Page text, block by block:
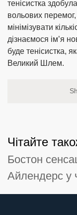
тенісистка
вольових
мінімізувати
дізнаємося ім’я
буде тенісистка,
Великий Шлем.
Чітайте
Бостон
Айлендерс у